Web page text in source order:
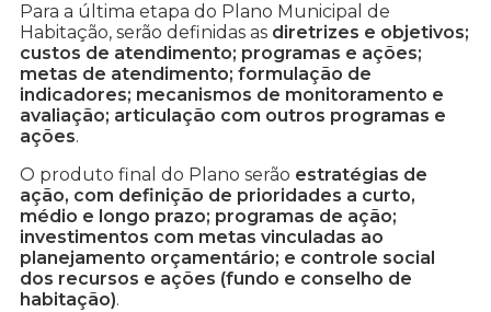
Para a última etapa do Plano Municipal de
Habitação, serão definidas as diretrizes e objetivos;
custos de atendimento; programas e ações;
metas de atendimento; formulação de
indicadores; mecanismos de monitoramento e
avaliação; articulação com outros programas e
ações.
O produto final do Plano serão estratégias de
ação, com definição de prioridades a curto,
médio e longo prazo; programas de ação;
investimentos com metas vinculadas ao
planejamento orçamentário; e controle social
dos recursos e ações (fundo e conselho de
habitação).